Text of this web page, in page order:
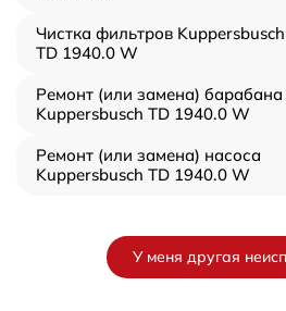
Чистка фильтров Kuppersbusch
TD 1940.0 W
Ремонт (или замена) барабана
Kuppersbusch TD 1940.0 W
Ремонт (или замена) насоса
Kuppersbusch TD 1940.0 W
У меня другая